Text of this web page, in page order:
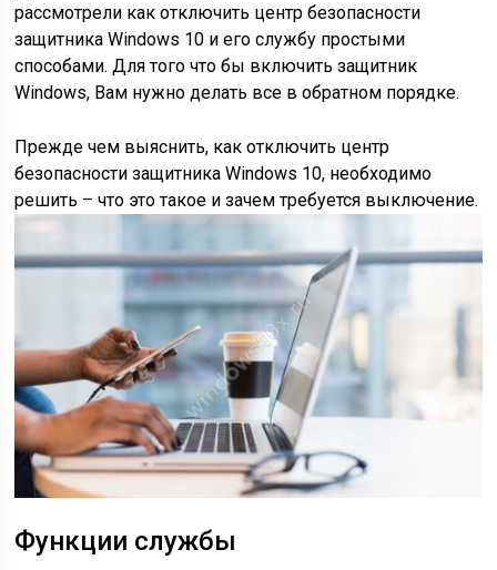
рассмотрели как отключить центр безопасности
защитника Windows 10 и его службу простыми
способами. Для того что бы включить защитник
Windows, Вам нужно делать все в обратном порядке.
Прежде чем выяснить, как отключить центр
безопасности защитника Windows 10, необходимо
решить – что это такое и зачем требуется выключение.
Функции службы